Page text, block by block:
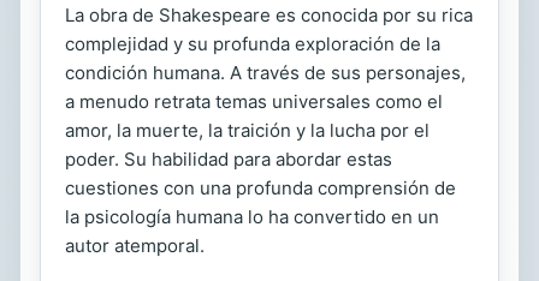
La obra de Shakespeare es conocida por su rica
complejidad y su profunda exploración de la
condición humana. A través de sus personajes,
a menudo retrata temas universales como el
amor, la muerte, la traición y la lucha por el
poder. Su habilidad para abordar estas
cuestiones con una profunda comprensión de
la psicología humana lo ha convertido en un
autor atemporal.